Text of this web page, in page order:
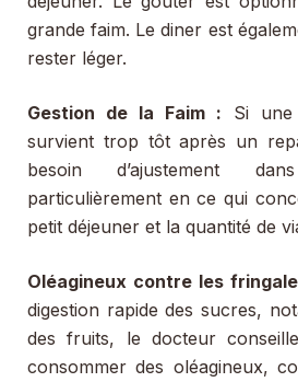
grande faim. Le diner est
rester léger.
Gestion de la Faim : Si une
survient trop tôt après un
besoin d’ajustement
particulièrement en ce qui
petit déjeuner et la quantité de
Oléagineux contre les
digestion rapide des sucres,
des fruits, le docteur
consommer des oléagineux,